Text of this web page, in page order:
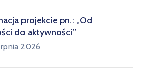
projekcie pn.: „Od
do aktywności”
2026